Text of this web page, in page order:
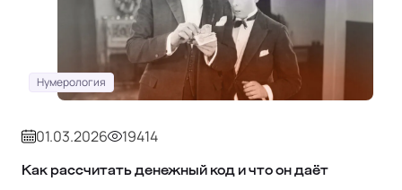
Нумерология
01.03.2026 19414
Как рассчитать денежный код и что он даёт